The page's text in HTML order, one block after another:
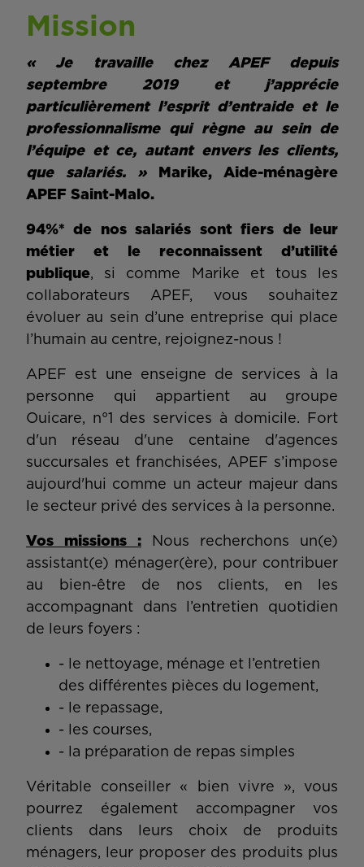
Mission
« Je travaille chez APEF depuis
septembre 2019 et j’apprécie
particulièrement l’esprit d’entraide et le
professionnalisme qui règne au sein de
l’équipe et ce, autant envers les clients,
que salariés. »Marike, Aide-ménagère
APEF Saint-Malo.
94%* de nos salariés sont fiers de leur
métier et le reconnaissent d’utilité
publique, si comme Marike et tous les
collaborateurs APEF, vous souhaitez
évoluer au sein d’une entreprise qui place
l’humain au centre, rejoignez-nous !
APEF est une enseigne de services à la
personne qui appartient au groupe
Ouicare, n°1 des services à domicile. Fort
d'un réseau d'une centaine d'agences
succursales et franchisées, APEF s’impose
aujourd'hui comme un acteur majeur dans
le secteur privé des services à la personne.
Vos missions :
Nous recherchons un(e)
assistant(e) ménager(ère), pour contribuer
au bien-être de nos clients, en les
accompagnant dans l’entretien quotidien
de leurs foyers :
- le nettoyage, ménage et l’entretien
des différentes pièces du logement,
- le repassage,
- les courses,
- la préparation de repas simples
Véritable conseiller « bien vivre », vous
pourrez également accompagner vos
clients dans leurs choix de produits
ménagers, leur proposer des produits plus